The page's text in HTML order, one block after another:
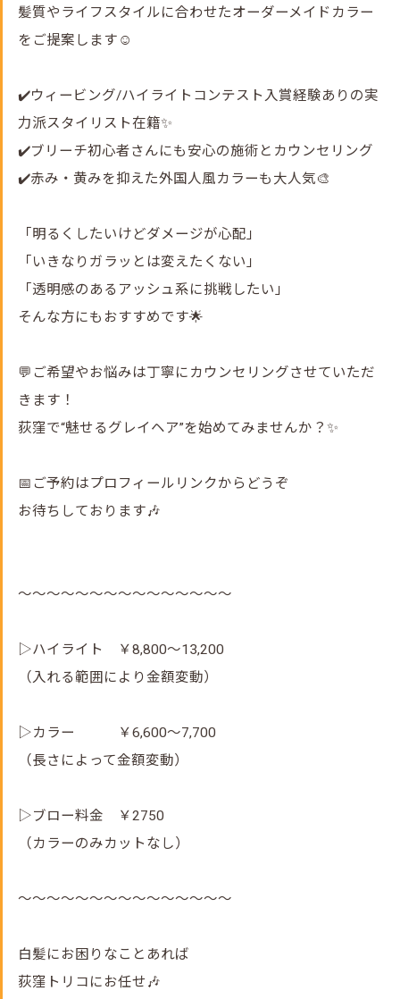
髪質やライフスタイルに合わせたオーダーメイドカラー
をご提案します☺️
✔️ウィービング/ハイライトコンテスト入賞経験ありの実
力派スタイリスト在籍✨
✔️ブリーチ初心者さんにも安心の施術とカウンセリング
✔️赤み・黄みを抑えた外国人風カラーも大人気🎨
「明るくしたいけどダメージが心配」
「いきなりガラッとは変えたくない」
「透明感のあるアッシュ系に挑戦したい」
そんな方にもおすすめです🌟
💬ご希望やお悩みは丁寧にカウンセリングさせていただ
きます！
荻窪で“魅せるグレイヘア”を始めてみませんか？✨
📅ご予約はプロフィールリンクからどうぞ
お待ちしております🎶
～～～～～～～～～～～～～～～
▷ハイライト ￥8,800～13,200
（入れる範囲により金額変動）
▷カラー ￥6,600～7,700
（長さによって金額変動）
▷ブロー料金 ￥2750
（カラーのみカットなし）
～～～～～～～～～～～～～～～
白髪にお困りなことあれば
荻窪トリコにお任せ🎶